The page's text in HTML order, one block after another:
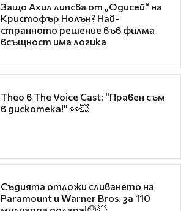
Защо Ахил липсва от „Одисей“ на
Кристофър Нолън? Най-
странното решение във филма
всъщност има логика
Theo в The Voice Cast: "Правен съм
в дискотека!" 👀💥
Съдията отложи сливането на
Paramount и Warner Bros. за 110